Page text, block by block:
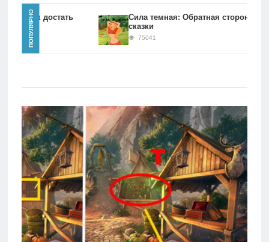
Главная
игры
Мобильное
Культовые
игры
ПОПУЛЯРНО
Как достать
Сила темная: Обратная сторона
сказки
75041